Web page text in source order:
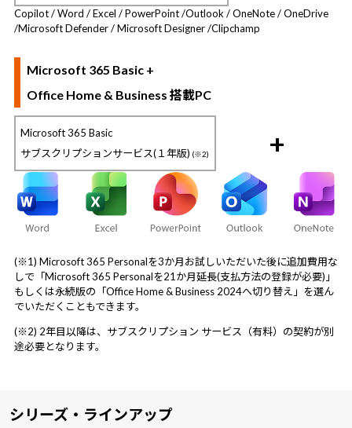
Copilot / Word / Excel / PowerPoint /Outlook / OneNote / OneDrive
/Microsoft Defender / Microsoft Designer /Clipchamp
Microsoft 365 Basic +
Office Home & Business 搭載PC
Microsoft 365 Basic
サブスクリプションサービス(１年版) (※2) +
(※1) Microsoft 365 Personalを3か月お試しいただいた後に追加費用な
しで「Microsoft 365 Personalを21か月延長(支払方法の登録が必要)」
もしくは永続版の「Office Home & Business 2024へ切り替え」を選ん
でいただくこともできます。
(※2) 2年目以降は、サブスクリプション サービス（有料）の契約が別
途必要となります。
シリーズ・ラインアップ